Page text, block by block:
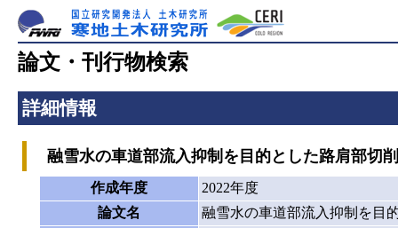
論文・刊行物検索
詳細情報
融雪水の車道部流入抑制を目的とした路肩部切
作成年度
2022年度
論文名
融雪水の車道部流入抑制を目